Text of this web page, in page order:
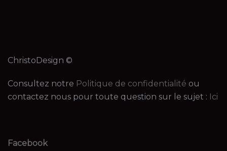
ChristoDesign ©
Consultez notre Politique de confidentialité ou
contactez nous pour toute question sur le sujet : Ici
Facebook